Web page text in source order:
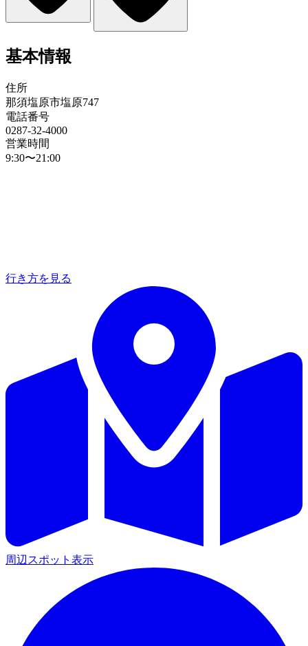
基本情報
住所
那須塩原市塩原747
電話番号
0287-32-4000
営業時間
9:30〜21:00
行き方を見る
周辺スポット表示